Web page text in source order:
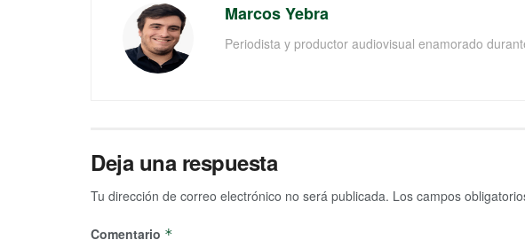
Marcos Yebra
Periodista y productor audiovisual enamorado
Deja una respuesta
Tu dirección de correo electrónico no será publicada. Los campos
Comentario *